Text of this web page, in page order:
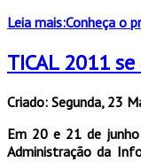
Leia mais:Conheça o
TICAL 2011
Criado: Segunda, 23
Em 20 e 21 de
Administração da